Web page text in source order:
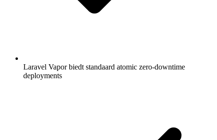
Laravel Vapor biedt standaard atomic zero-downtime
deployments